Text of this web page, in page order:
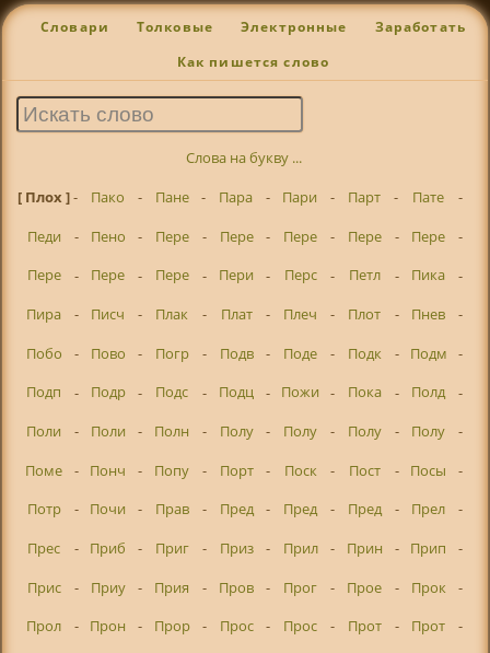
Словари Толковые Электронные Заработать
Как пишется слово
Слова на букву ...
[ Плох ]- Пако - Пане - Пара - Пари - Парт - Пате
-
Педи
- Пено - Пере - Пере - Пере - Пере - Пере
-
Пере
- Пере - Пере - Пери - Перс - Петл - Пика
-
Пира
- Писч - Плак - Плат - Плеч - Плот - Пнев
-
Побо
- Пово - Погр - Подв - Поде - Подк - Подм
-
Подп
- Подр - Подс - Подц - Пожи - Пока - Полд
-
Поли
- Поли - Полн - Полу - Полу - Полу - Полу
-
Поме
- Понч - Попу - Порт - Поск - Пост - Посы
-
Потр
- Почи - Прав - Пред - Пред - Пред - Прел
-
Прес
- Приб - Приг - Приз - Прил - Прин - Прип
-
Прис
- Приу - Прия - Пров - Прог - Прое - Прок
-
Прол
- Прон - Прор - Прос - Прос - Прот - Прот
-